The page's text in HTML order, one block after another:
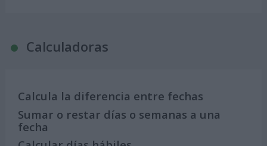
Calculadoras
Calcula la diferencia entre fechas
Sumar o restar días o semanas a una
fecha